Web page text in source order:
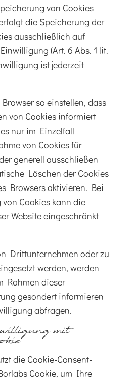
von Cookies
die Speicherung der
ausschließlich auf
(Art. 6 Abs. 1 lit.
ist jederzeit
so einstellen, dass
von Cookies informiert
nur im Einzelfall
von Cookies für
generell ausschließen
Löschen der Cookies
Browsers aktivieren. Bei
Cookies kann die
Website eingeschränkt
Drittunternehmen oder zu
werden, werden
Rahmen dieser
gesondert informieren
abfragen.
mit
die Cookie-Consent-
Cookie, um Ihre